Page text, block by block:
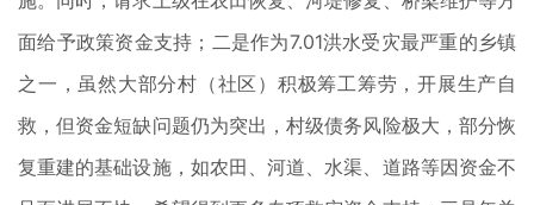
面给予政策资金支持；二是作为7.01洪水受灾最严重的乡镇
之一，虽然大部分村（社区）积极筹工筹劳，开展生产自
救，但资金短缺问题仍为突出，村级债务风险极大，部分恢
复重建的基础设施，如农田、河道、水渠、道路等因资金不